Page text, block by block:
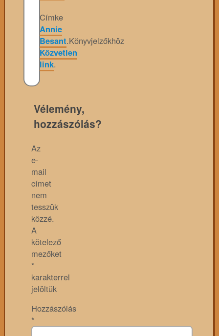
Címke
Annie
Besant.Könyvjelzőkhöz
Közvetlen
link.
Vélemény,
hozzászólás?
Az
e-
mail
címet
nem
tesszük
közzé.
A
kötelező
mezőket
*
karakterrel
jelöltük
Hozzászólás
*